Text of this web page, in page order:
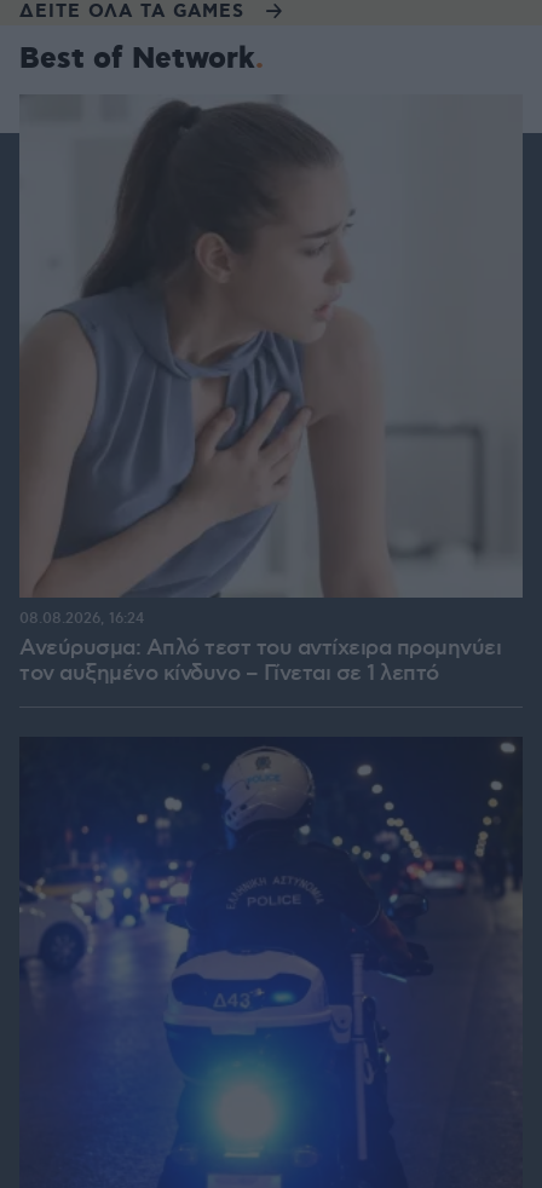
ΔΕΙΤΕ ΟΛΑ ΤΑ GAMES
Best of Network
Ανεύρυσμα: Απλό τεστ του αντίχειρα προμηνύει
τον αυξημένο κίνδυνο – Γίνεται σε 1 λεπτό
08.08.2026, 16:24